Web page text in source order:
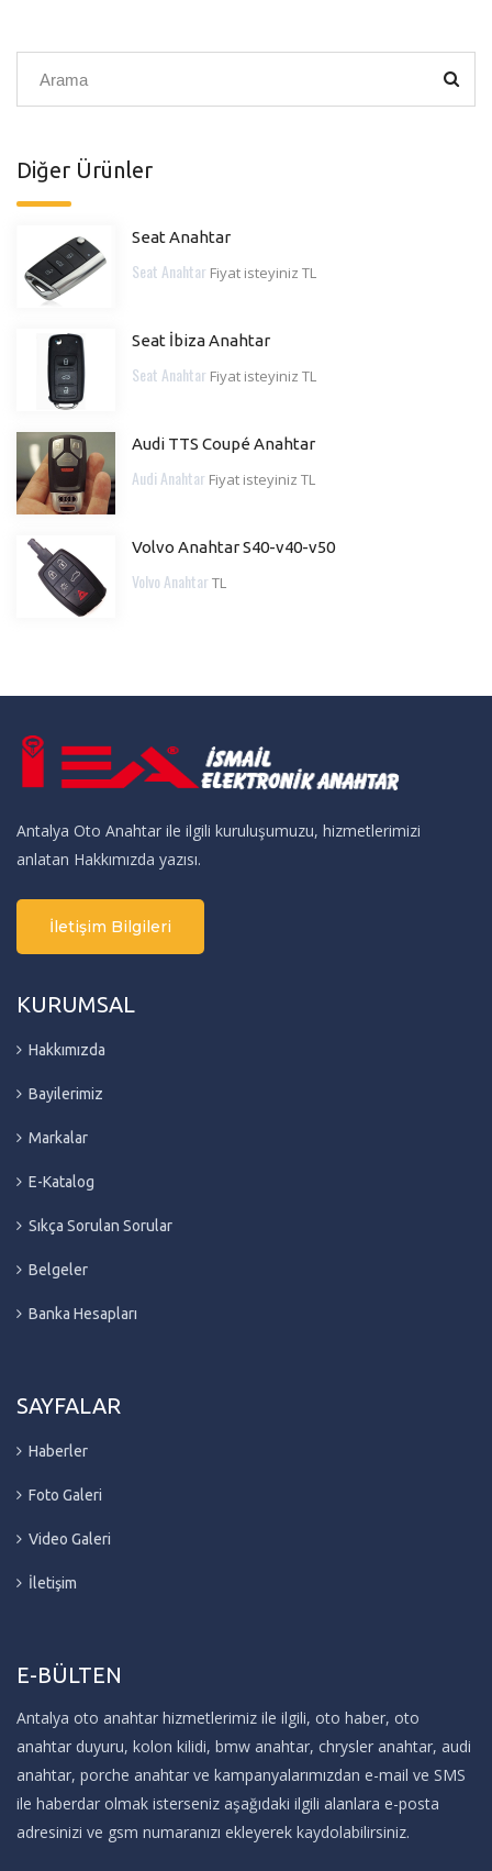
Diğer Ürünler
Seat Anahtar
Seat Anahtar Fiyat isteyiniz TL
Seat İbiza Anahtar
Seat Anahtar Fiyat isteyiniz TL
Audi TTS Coupé Anahtar
Audi Anahtar Fiyat isteyiniz TL
Volvo Anahtar S40-v40-v50
Volvo Anahtar TL
Antalya Oto Anahtar ile ilgili kuruluşumuzu, hizmetlerimizi
anlatan Hakkımızda yazısı.
İletişim Bilgileri
KURUMSAL
Hakkımızda
Bayilerimiz
Markalar
E-Katalog
Sıkça Sorulan Sorular
Belgeler
Banka Hesapları
SAYFALAR
Haberler
Foto Galeri
Video Galeri
İletişim
E-BÜLTEN
Antalya oto anahtar hizmetlerimiz ile ilgili, oto haber, oto
anahtar duyuru, kolon kilidi, bmw anahtar, chrysler anahtar, audi
anahtar, porche anahtar ve kampanyalarımızdan e-mail ve SMS
ile haberdar olmak isterseniz aşağıdaki ilgili alanlara e-posta
adresinizi ve gsm numaranızı ekleyerek kaydolabilirsiniz.